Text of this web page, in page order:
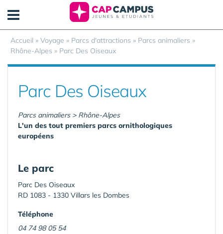
Accueil » Voyage » Parcs d'attractions » Parcs animaliers »
Rhône-Alpes » Parc Des Oiseaux
Parc Des Oiseaux
Parcs animaliers > Rhône-Alpes
L'un des tout premiers parcs ornithologiques
européens
Le parc
Parc Des Oiseaux
RD 1083 - 1330 Villars les Dombes
Téléphone
04 74 98 05 54
Panneau de gestion des cookies